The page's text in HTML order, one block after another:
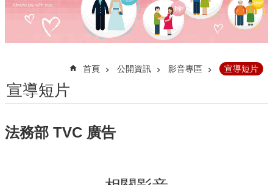
首頁 公開資訊 影音專區 宣導短片
宣導短片
法務部 TVC 廣告